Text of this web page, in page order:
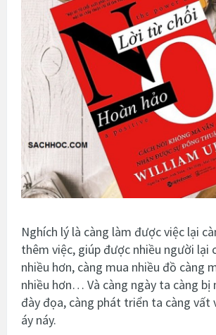
Nghích lý là càng làm được việc lại
thêm việc, giúp được nhiều người lại
nhiều hơn, càng mua nhiều đồ càng
nhiều hơn… Và càng ngày ta càng bị
đày đọa, càng phát triển ta càng vất
áy náy.